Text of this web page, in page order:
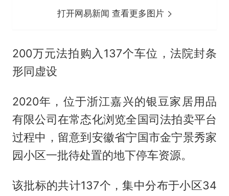
打开网易新闻 查看更多图片
200万元法拍购入137个车位，法院封条
形同虚设
2020年，位于浙江嘉兴的银豆家居用品
有限公司在常态化浏览全国司法拍卖平台
过程中，留意到安徽省宁国市金宁景秀家
园小区一批待处置的地下停车资源。
该批标的共计137个，集中分布于小区34